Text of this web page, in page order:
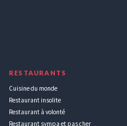
RESTAURANTS
Cuisine du monde
Restaurant insolite
Restaurant à volonté
Restaurant sympa et pas cher